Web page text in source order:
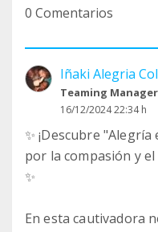
el respeto nuestra
y la humanidad, el
Que la salud no sea
sino un derecho
0 Comentarios
Iñaki Alegria
Teaming Manager
16/12/2024 22:34 h
✨ ¡Descubre
por la compasión y
✨
En esta cautivadora